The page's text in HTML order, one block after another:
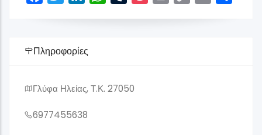
Πληροφορίες
Γλύφα Ηλείας, Τ.Κ. 27050
6977455638